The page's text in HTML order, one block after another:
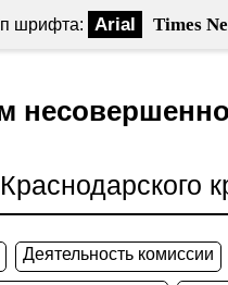
шрифта: Arial Times
Деятельность комиссии